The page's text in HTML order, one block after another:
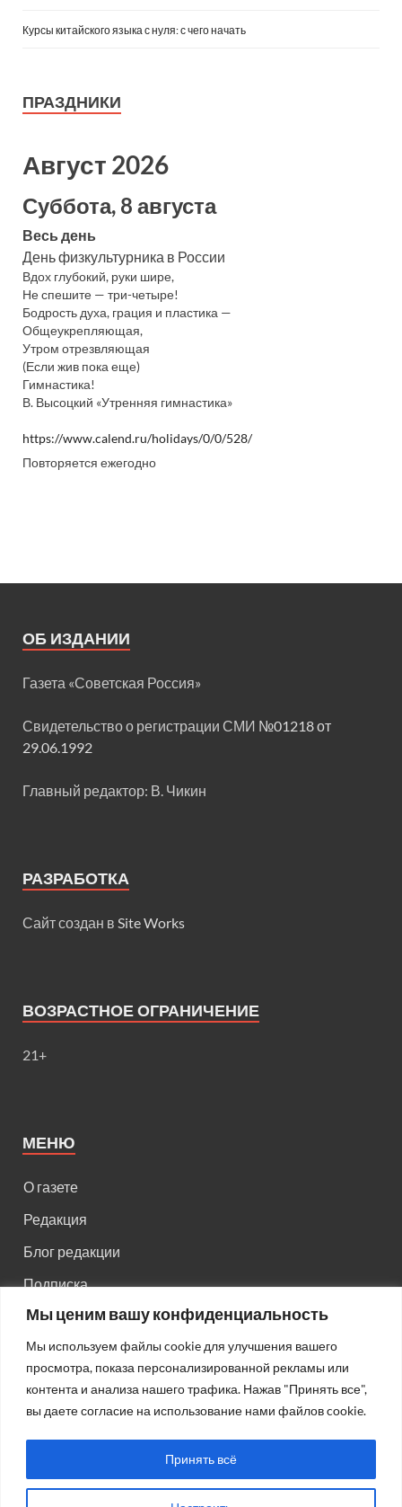
Мы ценим вашу конфиденциальность
Мы используем файлы cookie для улучшения вашего
просмотра, показа персонализированной рекламы или
контента и анализа нашего трафика. Нажав "Принять все",
вы даете согласие на использование нами файлов cookie.
Принять всё
Курсы китайского языка с нуля: с чего начать
ПРАЗДНИКИ
Август 2026
Суббота, 8 августа
Весь день
День физкультурника в России
Вдох глубокий, руки шире,
Не спешите — три-четыре!
Бодрость духа, грация и пластика —
Общеукрепляющая,
Утром отрезвляющая
(Если жив пока еще)
Гимнастика!
В. Высоцкий «Утренняя гимнастика»
https://www.calend.ru/holidays/0/0/528/
Повторяется ежегодно
ОБ ИЗДАНИИ
Газета «Советская Россия»
Свидетельство о регистрации СМИ №01218 от
29.06.1992
Главный редактор: В. Чикин
РАЗРАБОТКА
Сайт создан в Site Works
ВОЗРАСТНОЕ ОГРАНИЧЕНИЕ
21+
МЕНЮ
О газете
Редакция
Блог редакции
Подписка
Правила поведения на сайте
Реклама
Старый сайт
Старый HTML сайт